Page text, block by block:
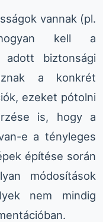
vannak (pl.
hogyan kell a
adott biztonsági
a konkrét
ezeket pótolni
is, hogy a
e a tényleges
építése során
módosítások
nem mindig